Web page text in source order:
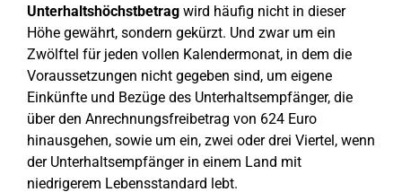
Unterhaltshöchstbetrag wird häufig nicht in dieser
Höhe gewährt, sondern gekürzt. Und zwar um ein
Zwölftel für jeden vollen Kalendermonat, in dem die
Voraussetzungen nicht gegeben sind, um eigene
Einkünfte und Bezüge des Unterhaltsempfänger, die
über den Anrechnungsfreibetrag von 624 Euro
hinausgehen, sowie um ein, zwei oder drei Viertel, wenn
der Unterhaltsempfänger in einem Land mit
niedrigerem Lebensstandard lebt.